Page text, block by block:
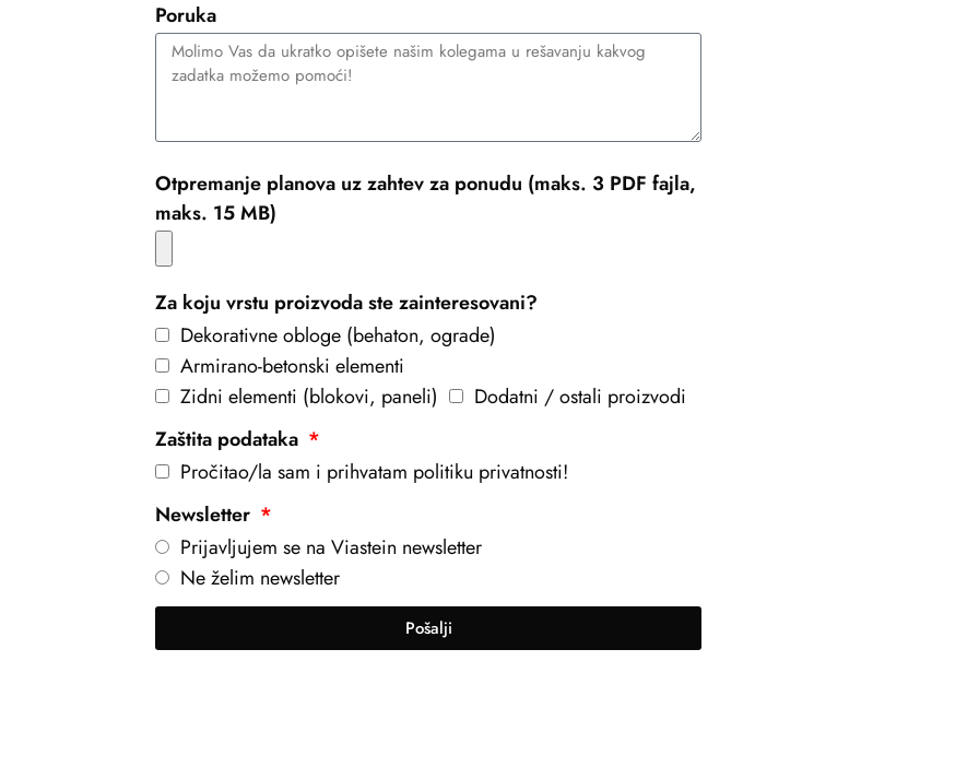
Poruka
Otpremanje planova uz zahtev za ponudu (maks. 3 PDF fajla,
maks. 15 MB)
Za koju vrstu proizvoda ste zainteresovani?
Dekorativne obloge (behaton, ograde)
Armirano-betonski elementi
Zidni elementi (blokovi, paneli)
Dodatni / ostali proizvodi
Zaštita podataka
Pročitao/la sam i prihvatam politiku privatnosti!
Newsletter
Prijavljujem se na Viastein newsletter
Ne želim newsletter
Pošalji